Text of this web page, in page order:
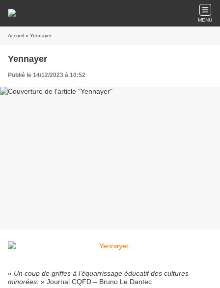
MENU
Accueil » Yennayer
Yennayer
Publié le 14/12/2023 à 10:52
« Un coup de griffes à l’équarrissage éducatif des cultures
minorées. » Journal CQFD – Bruno Le Dantec